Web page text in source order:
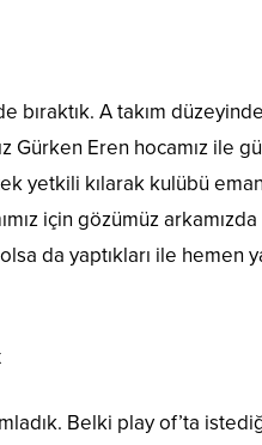
A takım
Gürken Eren hocamız
yetkili kılarak kulübü
için gözümüz
da yaptıkları ile hemen
Belki play of’ta